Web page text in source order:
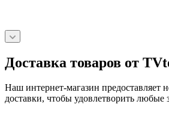
Доставка товаров от
Наш интернет-магазин предоставляет
доставки, чтобы удовлетворить любые